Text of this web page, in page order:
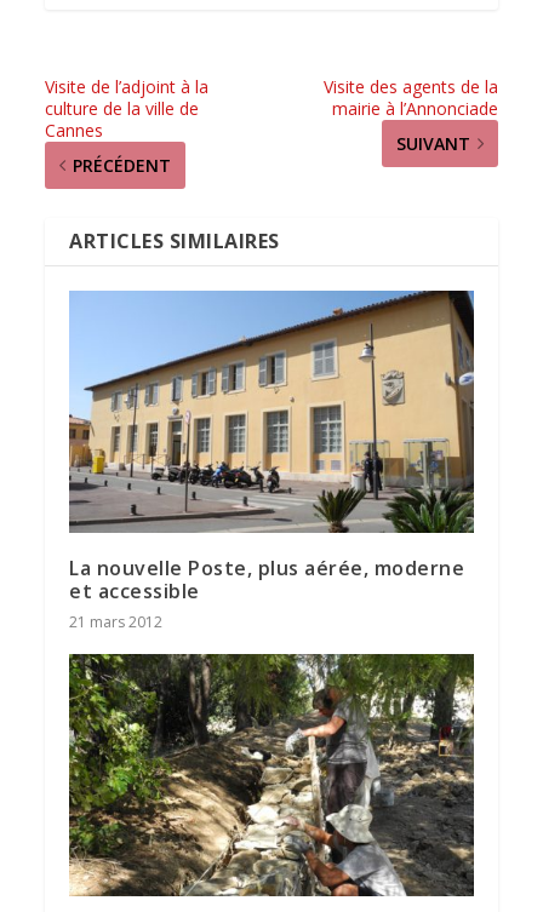
Visite de l’adjoint à la
culture de la ville de
Cannes
PRÉCÉDENT
Visite des agents de la
mairie à l’Annonciade
SUIVANT
ARTICLES SIMILAIRES
La nouvelle Poste, plus aérée, moderne
et accessible
21 mars 2012